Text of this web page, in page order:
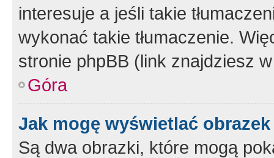
interesuje a jeśli takie
wykonać takie tłumaczenie.
stronie phpBB (link znajdziesz
Góra
Jak mogę wyświetlać
Są dwa obrazki, które mogą